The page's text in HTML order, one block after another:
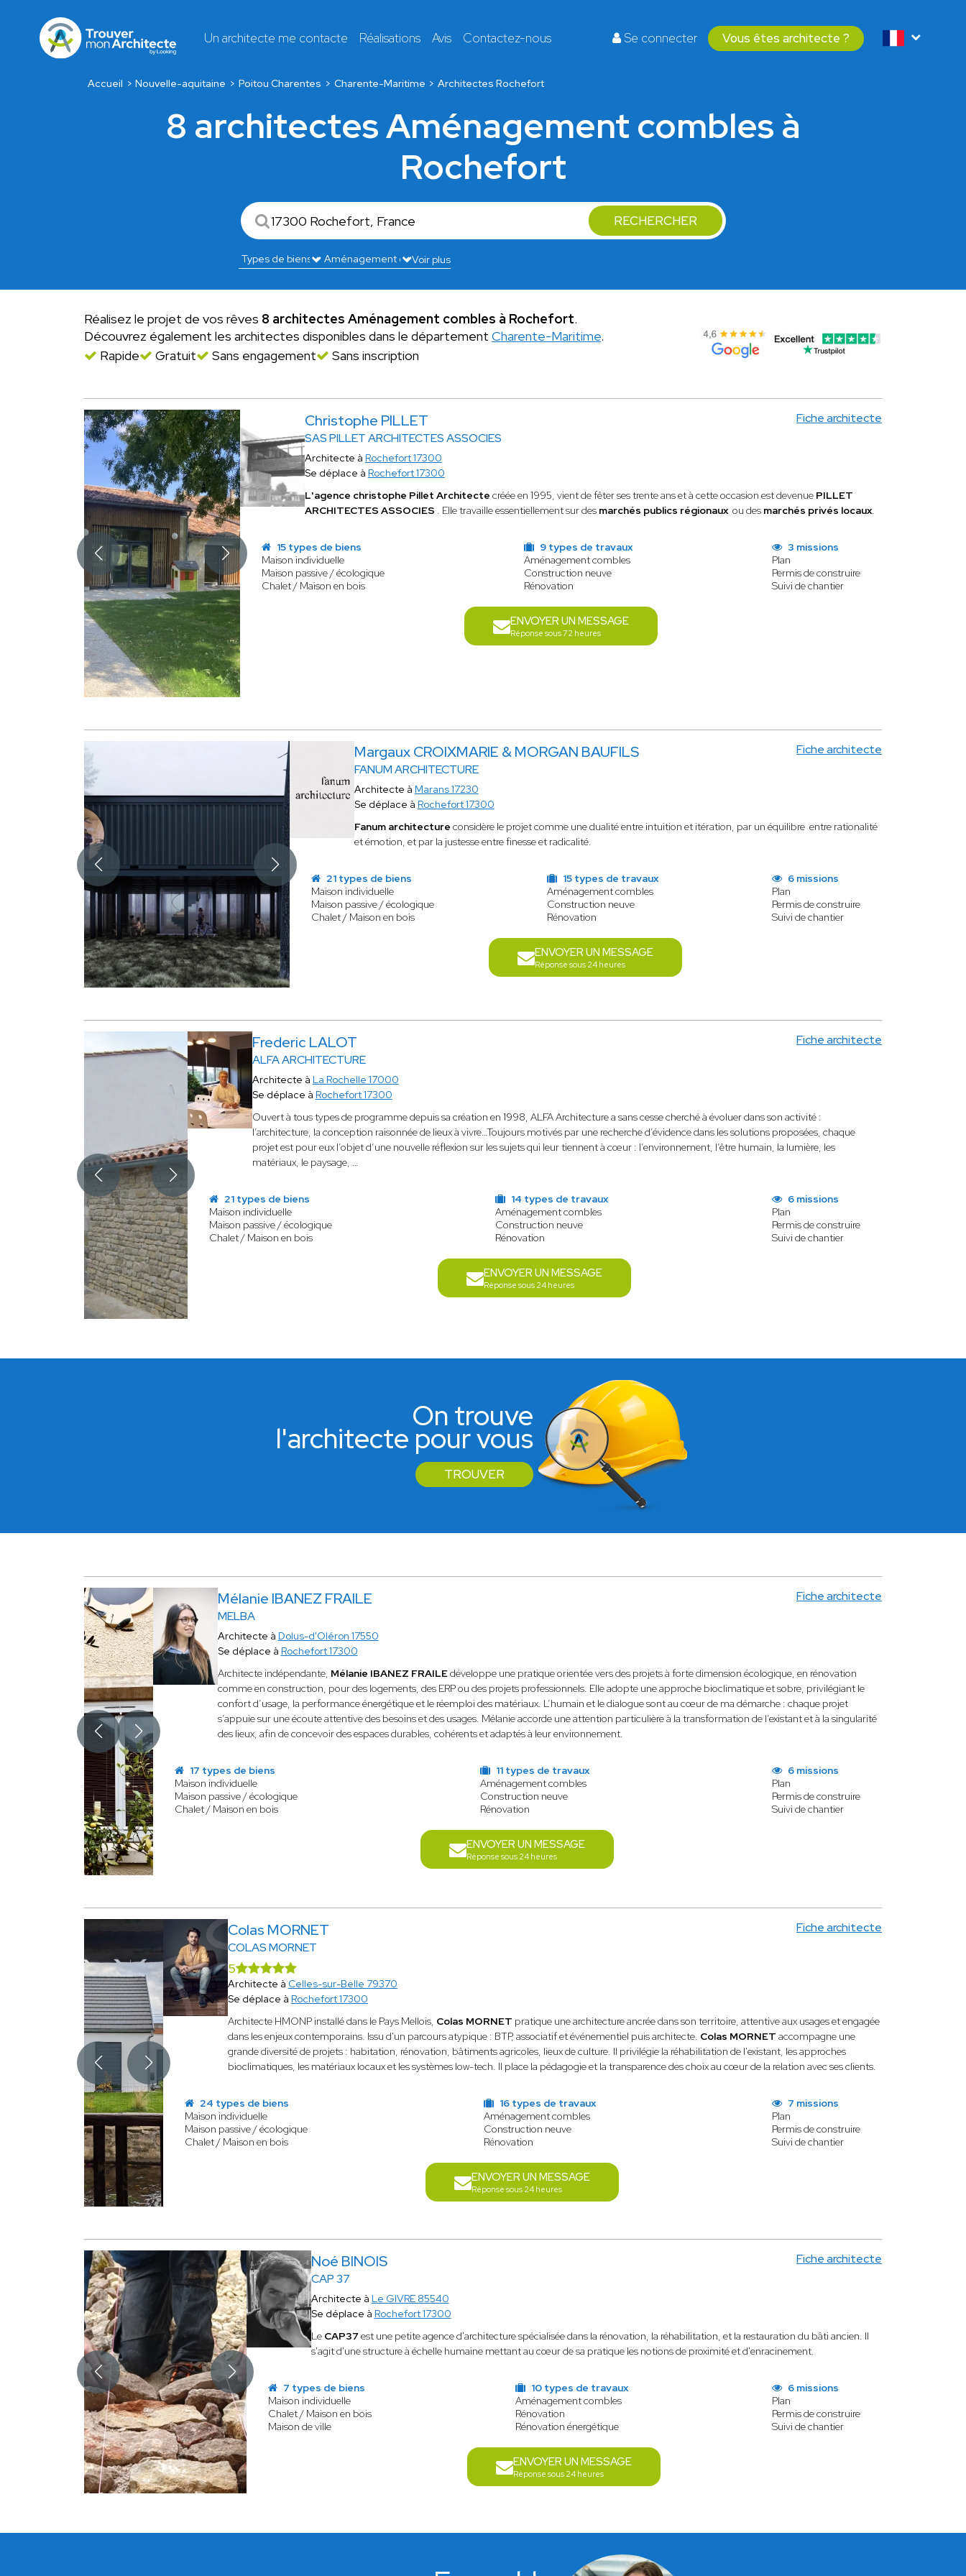
Un architecte me contacte Réalisations Avis Contactez-nous Se connecter Vous êtes architecte ?
Accueil Nouvelle-aquitaine Poitou Charentes Charente-Maritime Architectes Rochefort
8 architectes Aménagement combles à
Rochefort
RECHERCHER
Voir plus
Réalisez le projet de vos rêves 8 architectes Aménagement combles à Rochefort.
Découvrez également les architectes disponibles dans le département Charente-Maritime.
Rapide
Gratuit Sans engagement Sans inscription
Christophe PILLET
SAS PILLET ARCHITECTES ASSOCIES
Fiche architecte
Architecte à Rochefort 17300
Se déplace à Rochefort 17300
L'agence christophe Pillet Architecte créée en 1995, vient de fêter ses trente ans et à cette occasion est devenue PILLET
ARCHITECTES ASSOCIES . Elle travaille essentiellement sur des marchés publics régionauxou des marchés privés locaux.
15 types de biens
Maison individuelle
Maison passive / écologique
Chalet / Maison en bois
9 types de travaux
Aménagement combles
Construction neuve
Rénovation
3 missions
Plan
Permis de construire
Suivi de chantier
ENVOYER UN MESSAGE
Réponse sous 72 heures
Margaux CROIXMARIE & MORGAN BAUFILS
FANUM ARCHITECTURE
Fiche architecte
Architecte à Marans 17230
Se déplace à Rochefort 17300
Fanum architecture considère le projet comme une dualité entre intuition et itération, par un équilibre entre rationalité
et émotion, et par la justesse entre finesse et radicalité.
21 types de biens
Maison individuelle
Maison passive / écologique
Chalet / Maison en bois
15 types de travaux
Aménagement combles
Construction neuve
Rénovation
6 missions
Plan
Permis de construire
Suivi de chantier
ENVOYER UN MESSAGE
Réponse sous 24 heures
Frederic LALOT
ALFA ARCHITECTURE
Fiche architecte
Architecte à La Rochelle 17000
Se déplace à Rochefort 17300
Ouvert à tous types de programme depuis sa création en 1998, ALFA Architecture a sans cesse cherché à évoluer dans son activité :
l’architecture, la conception raisonnée de lieux à vivre…Toujours motivés par une recherche d’évidence dans les solutions proposées, chaque
projet est pour eux l’objet d’une nouvelle réflexion sur les sujets qui leur tiennent à cœur : l’environnement, l’être humain, la lumière, les
matériaux, le paysage, …
21 types de biens
Maison individuelle
Maison passive / écologique
Chalet / Maison en bois
14 types de travaux
Aménagement combles
Construction neuve
Rénovation
6 missions
Plan
Permis de construire
Suivi de chantier
ENVOYER UN MESSAGE
Réponse sous 24 heures
On trouve
l'architecte pour vous
TROUVER
Mélanie IBANEZ FRAILE
MELBA
Fiche architecte
Architecte à Dolus-d'Oléron 17550
Se déplace à Rochefort 17300
Architecte indépendante, Mélanie IBANEZ FRAILEdéveloppe une pratique orientée vers des projets à forte dimension écologique, en rénovation
comme en construction, pour des logements, des ERP ou des projets professionnels. Elle adopte une approche bioclimatique et sobre, privilégiant le
confort d’usage, la performance énergétique et le réemploi des matériaux. L’humain et le dialogue sont au cœur de ma démarche : chaque projet
s’appuie sur une écoute attentive des besoins et des usages. Mélanie accorde une attention particulière à la transformation de l’existant et à la singularité
des lieux, afin de concevoir des espaces durables, cohérents et adaptés à leur environnement.
17 types de biens
Maison individuelle
Maison passive / écologique
Chalet / Maison en bois
11 types de travaux
Aménagement combles
Construction neuve
Rénovation
6 missions
Plan
Permis de construire
Suivi de chantier
ENVOYER UN MESSAGE
Réponse sous 24 heures
Colas MORNET
COLAS MORNET
Fiche architecte
5
Architecte à Celles-sur-Belle 79370
Se déplace à Rochefort 17300
Architecte HMONP installé dans le Pays Mellois, Colas MORNET pratique une architecture ancrée dans son territoire, attentive aux usages et engagée
dans les enjeux contemporains. Issu d'un parcours atypique : BTP, associatif et événementiel puis architecte. Colas MORNET accompagne une
grande diversité de projets : habitation, rénovation, bâtiments agricoles, lieux de culture. Il privilégie la réhabilitation de l'existant, les approches
bioclimatiques, les matériaux locaux et les systèmes low-tech. Il place la pédagogie et la transparence des choix au cœur de la relation avec ses clients.
24 types de biens
Maison individuelle
Maison passive / écologique
Chalet / Maison en bois
16 types de travaux
Aménagement combles
Construction neuve
Rénovation
7 missions
Plan
Permis de construire
Suivi de chantier
ENVOYER UN MESSAGE
Réponse sous 24 heures
Noé BINOIS
CAP 37
Fiche architecte
Architecte à Le GIVRE 85540
Se déplace à Rochefort 17300
Le CAP37 est une petite agence d'architecture spécialisée dans la rénovation, la réhabilitation, et la restauration du bâti ancien. Il
s'agit d'une structure à échelle humaine mettant au cœur de sa pratique les notions de proximité et d'enracinement.
7 types de biens
Maison individuelle
Chalet / Maison en bois
Maison de ville
10 types de travaux
Aménagement combles
Rénovation
Rénovation énergétique
6 missions
Plan
Permis de construire
Suivi de chantier
ENVOYER UN MESSAGE
Réponse sous 24 heures